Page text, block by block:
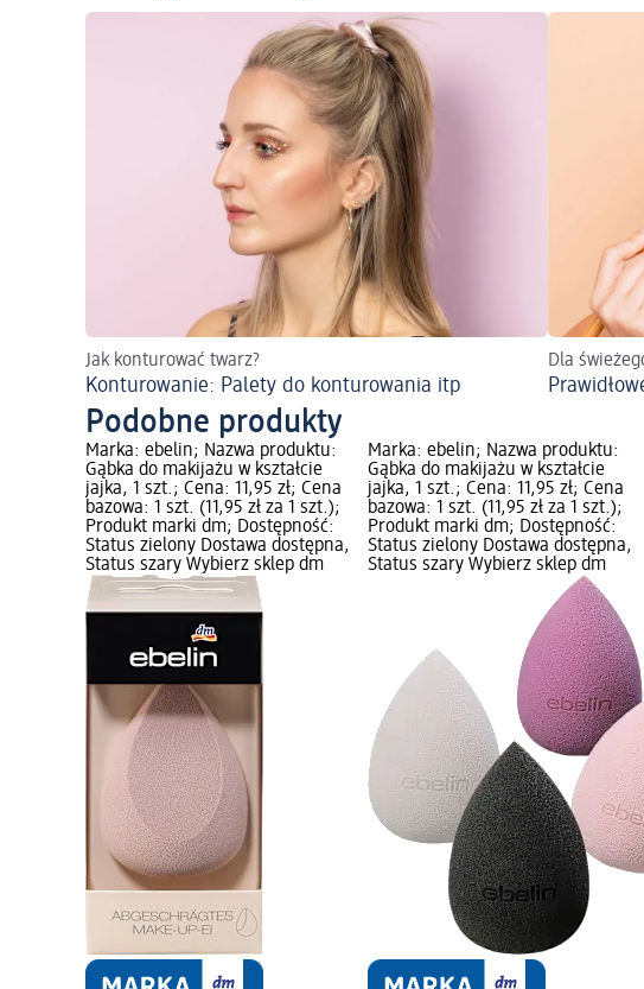
Jak konturować twarz?
Konturowanie: Palety do konturowania itp
Dla
Podobne produkty
Marka: ebelin; Nazwa produktu:
Gąbka do makijażu w kształcie
jajka, 1 szt.; Cena: 11,95 zł; Cena
bazowa: 1 szt. (11,95 zł za 1 szt.);
Produkt marki dm; Dostępność:
Status zielony Dostawa dostępna,
Status szary Wybierz sklep dm
Marka: ebelin; Nazwa produktu:
Gąbka do makijażu w kształcie
jajka, 1 szt.; Cena: 11,95 zł; Cena
bazowa: 1 szt. (11,95 zł za 1 szt.);
Produkt marki dm; Dostępność:
Status zielony Dostawa dostępna,
Status szary Wybierz sklep dm